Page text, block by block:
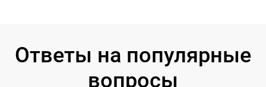
Ответы на популярные
вопросы